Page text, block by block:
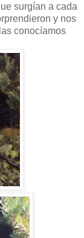
surgían a cada
y nos
conocíamos